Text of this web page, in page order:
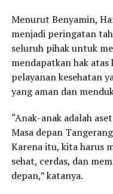
Menurut Benyamin,
menjadi peringatan
seluruh pihak untuk
mendapatkan hak atas
pelayanan kesehatan
yang aman dan
“Anak-anak adalah
Masa depan
Karena itu, kita harus
sehat, cerdas, dan
depan,” katanya.